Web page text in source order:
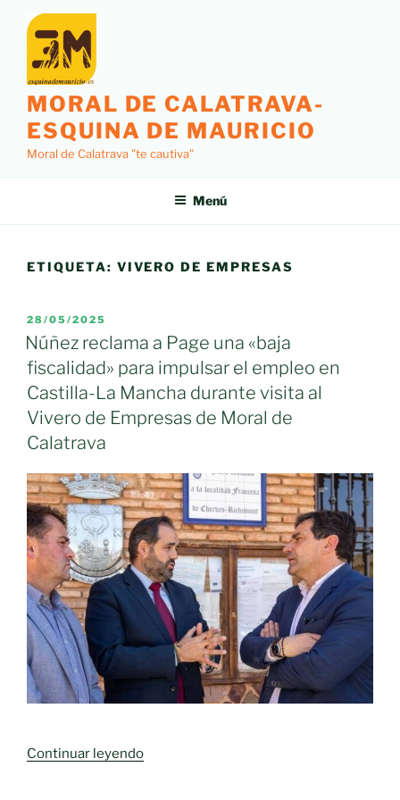
contenido
MORAL DE CALATRAVA-
ESQUINA DE MAURICIO
Moral de Calatrava "te cautiva"
Menú
ETIQUETA: VIVERO DE EMPRESAS
PUBLICADO
EL
28/05/2025
Núñez reclama a Page una «baja
fiscalidad» para impulsar el empleo en
Castilla-La Mancha durante visita al
Vivero de Empresas de Moral de
Calatrava
Continuar leyendo«Núñez